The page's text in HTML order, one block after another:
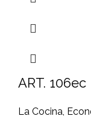
ART. 106ec
La Cocina,